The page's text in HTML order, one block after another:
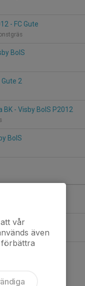
- FC Gute
BoIS
Gute 2
BK - Visby BoIS P2012
BoIS
Garda BK
vår
även